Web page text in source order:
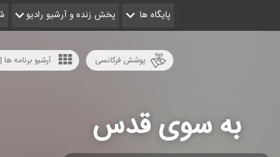
پایگاه ها پخش زنده و آرشیو رادیو
آرشیو برنامه پوشش فرکانسی
به سوی قدس